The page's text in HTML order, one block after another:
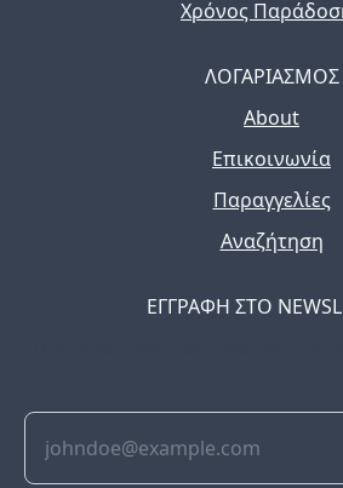
Χρόνος
ΛΟΓΑΡΙΑΣΜΟΣ
About
Επικοινωνία
Παραγγελίες
Αναζήτηση
ΕΓΓΡΑΦΗ ΣΤΟ